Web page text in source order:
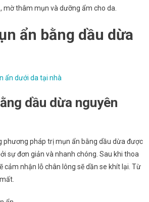
mờ thâm mụn và dưỡng ẩm cho da.
ẩn bằng dầu dừa
ẩn dưới da tại nhà
dầu dừa nguyên
phương pháp trị mụn ẩn bằng dầu dừa được
sự đơn giản và nhanh chóng. Sau khi thoa
cảm nhận lỗ chân lông sẽ dần se khít lại. Từ